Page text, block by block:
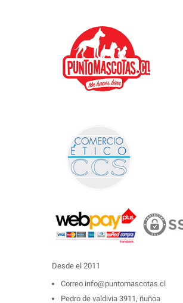
Desde el 2011
Correo info@puntomascotas.cl
Pedro de valdivia 3911, ñuñoa